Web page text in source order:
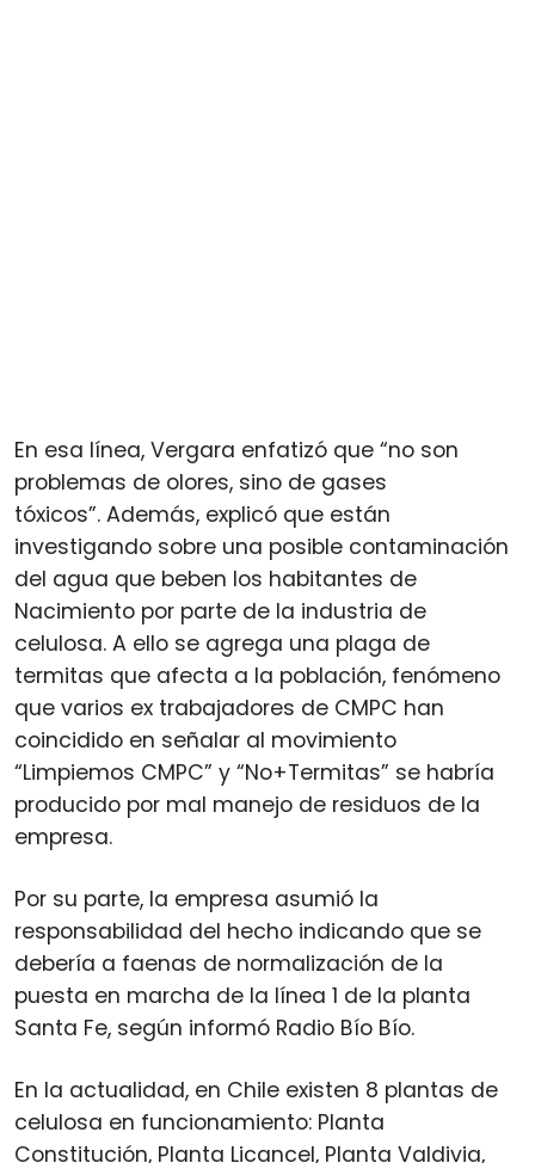
En esa línea, Vergara enfatizó que “no son
problemas de olores, sino de gases
tóxicos”. Además, explicó que están
investigando sobre una posible contaminación
del agua que beben los habitantes de
Nacimiento por parte de la industria de
celulosa. A ello se agrega una plaga de
termitas que afecta a la población, fenómeno
que varios ex trabajadores de CMPC han
coincidido en señalar al movimiento
“Limpiemos CMPC” y “No+Termitas” se habría
producido por mal manejo de residuos de la
empresa.
Por su parte, la empresa asumió la
responsabilidad del hecho indicando que se
debería a faenas de normalización de la
puesta en marcha de la línea 1 de la planta
Santa Fe, según informó Radio Bío Bío.
En la actualidad, en Chile existen 8 plantas de
celulosa en funcionamiento: Planta
Constitución, Planta Licancel, Planta Valdivia,